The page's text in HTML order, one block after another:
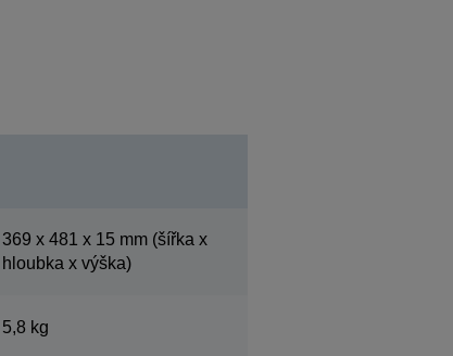
369‎ x 481 x 15 mm (šířka x
hloubka x výška)
5,8 kg